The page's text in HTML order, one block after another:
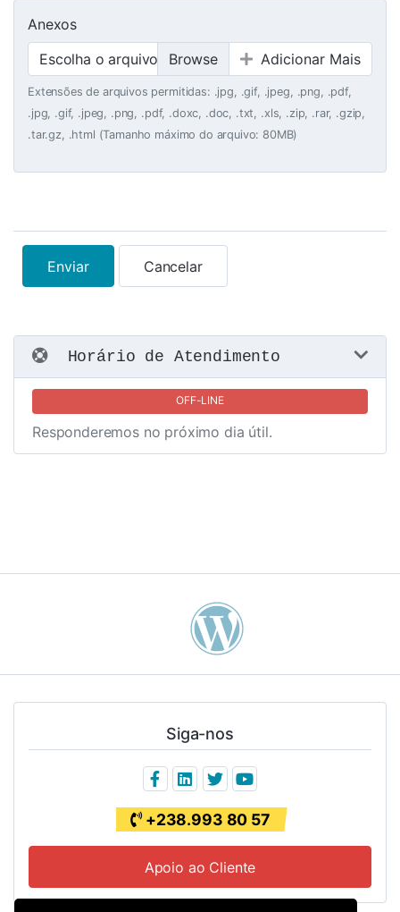
Anexos
Escolha o arquivo
Adicionar Mais
Extensões de arquivos permitidas: .jpg, .gif, .jpeg, .png, .pdf,
.jpg, .gif, .jpeg, .png, .pdf, .doxc, .doc, .txt, .xls, .zip, .rar, .gzip,
.tar.gz, .html (Tamanho máximo do arquivo: 80MB)
Enviar Cancelar
Horário de Atendimento
OFF-LINE
Responderemos no próximo dia útil.
Siga-nos
+238.993 80 57
Apoio ao Cliente